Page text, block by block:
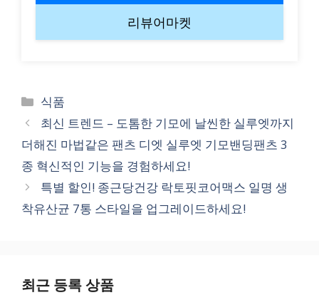
리뷰어마켓
Categories
식품
최신 트렌드 – 도톰한 기모에 날씬한 실루엣까지
더해진 마법같은 팬츠 디엣 실루엣 기모밴딩팬츠 3
종 혁신적인 기능을 경험하세요!
특별 할인! 종근당건강 락토핏코어맥스 일명 생
착유산균 7통 스타일을 업그레이드하세요!
최근 등록 상품